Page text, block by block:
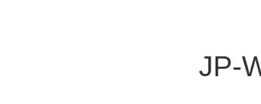
JP-